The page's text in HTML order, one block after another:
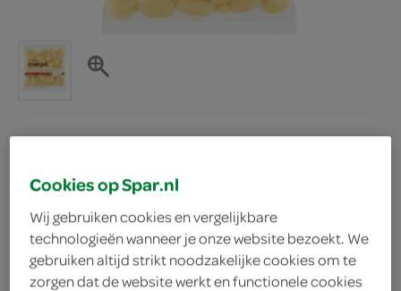
krieltjes
1.
25
500 Gram
Cookies op Spar.nl
Wij gebruiken cookies en vergelijkbare
technologieën wanneer je onze website bezoekt. We
gebruiken altijd strikt noodzakelijke cookies om te
zorgen dat de website werkt en functionele cookies